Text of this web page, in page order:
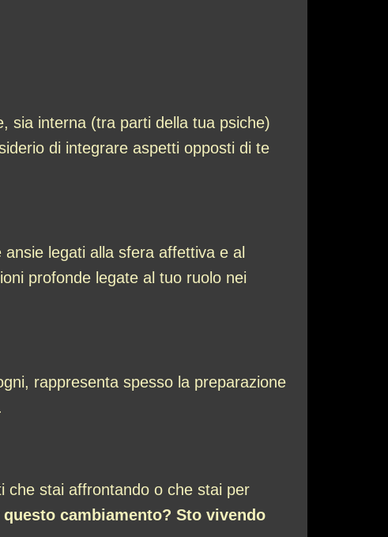
sia interna (tra parti della tua psiche)
di integrare aspetti opposti di te
legati alla sfera affettiva e al
profonde legate al tuo ruolo nei
rappresenta spesso la preparazione
che stai affrontando o che stai per
cambiamento? Sto vivendo